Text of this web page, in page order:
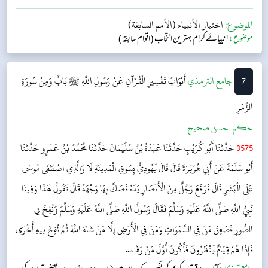
الموضوع:اختيار الأنبياء (الأمم السابقة)
موضوع:انبیائے کرام بہترین انتخاب (اقوام سابقہ)
7 ‌جامع الترمذيأَبْوَابُ تَفْسِيرِ الْقُرْآنِ عَنْ رَسُولِ اللَّهِ ﷺبَابٌ وَمِنْ سُورَةِ
الزُّمَرِ​
حکم:حسن صحیح
3575حَدَّثَنَا أَبُو كُرَيْبٍ حَدَّثَنَا عَبْدَةُ بْنُ سُلَيْمَانَ حَدَّثَنَا مُحَمَّدُ بْنُ عَمْرٍو حَدَّثَنَا
أَبُو سَلَمَةَ عَنْ أَبِي هُرَيْرَةَ قَالَ قَالَ يَهُودِيٌّ بِسُوقِ الْمَدِينَةِ لَا وَالَّذِي اصْطَفَى مُوسَى
عَلَى الْبَشَرِ قَالَ فَرَفَعَ رَجُلٌ مِنْ الْأَنْصَارِ يَدَهُ فَصَكَّ بِهَا وَجْهَهُ قَالَ تَقُولُ هَذَا وَفِينَا
نَبِيُّ اللَّهِ صَلَّى اللَّهُ عَلَيْهِ وَسَلَّمَ فَقَالَ رَسُولُ اللَّهِ صَلَّى اللَّهُ عَلَيْهِ وَسَلَّمَ وَنُفِخَ فِي
الصُّورِ فَصَعِقَ مَنْ فِي السَّمَوَاتِ وَمَنْ فِي الْأَرْضِ إِلَّا مَنْ شَاءَ اللَّهُ ثُمَّ نُفِخَ فِيهِ أُخْرَى
فَإِذَا هُمْ قِيَامٌ يَنْظُرُونَ فَأَكُونُ أَوَّلَ مَنْ رَفَ...